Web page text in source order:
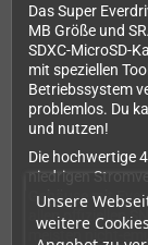
Unsere
weitere
Das Super
MB Größe und
SDXC-MicroSD-
mit speziellen
Betriebssystem
problemlos. Du
und nutzen!
Die hochwertige
niedrigen
Gehäuse mit
allen offiziellen
meisten nicht-